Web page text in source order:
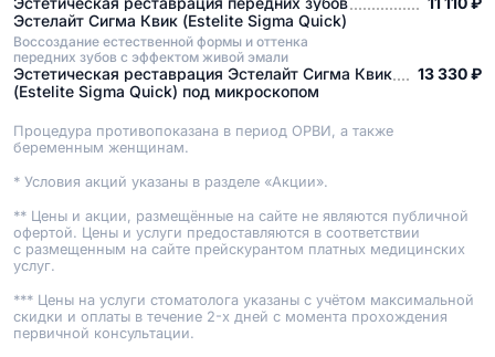
Эстелайт Сигма Квик (Estelite Sigma Quick)
Воссоздание естественной формы и оттенка
передних зубов с эффектом живой эмали
Эстетическая реставрация Эстелайт Сигма Квик
(Estelite Sigma Quick) под микроскопом
13 330 ₽
Процедура противопоказана в период ОРВИ, а также
беременным женщинам.
* Условия акций указаны в разделе «Акции».
** Цены и акции, размещённые на сайте не являются публичной
офертой. Цены и услуги предоставляются в соответствии
с размещенным на сайте прейскурантом платных медицинских
услуг.
*** Цены на услуги стоматолога указаны с учётом максимальной
скидки и оплаты в течение 2-х дней с момента прохождения
первичной консультации.